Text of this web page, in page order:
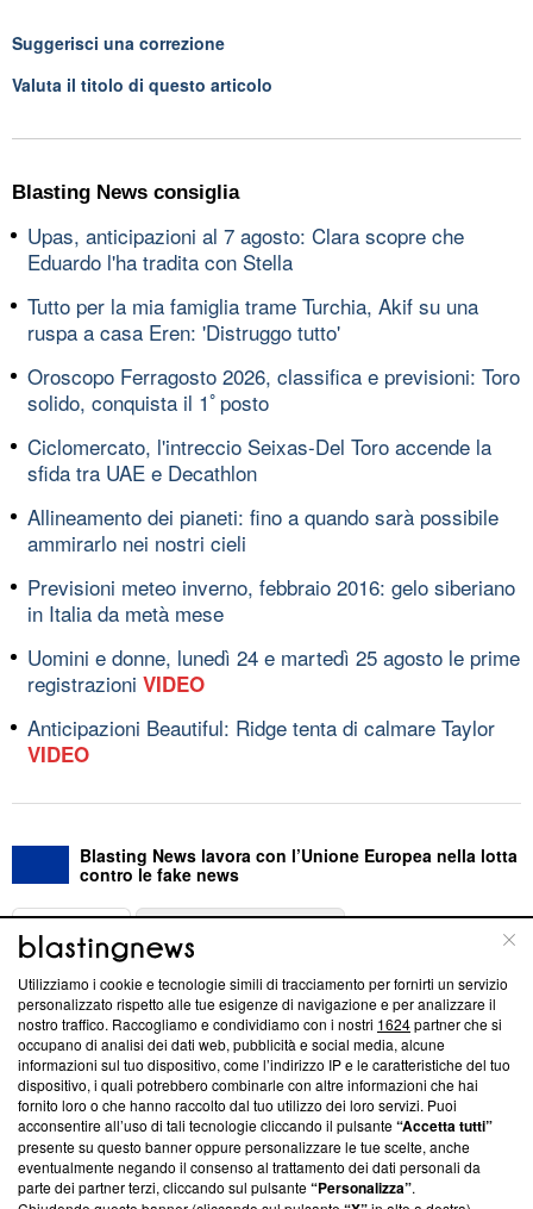
Suggerisci una correzione
Valuta il titolo di questo articolo
Blasting News consiglia
Upas, anticipazioni al 7 agosto: Clara scopre che
Eduardo l'ha tradita con Stella
Tutto per la mia famiglia trame Turchia, Akif su una
ruspa a casa Eren: 'Distruggo tutto'
Oroscopo Ferragosto 2026, classifica e previsioni: Toro
solido, conquista il 1ﾟposto
Ciclomercato, l'intreccio Seixas-Del Toro accende la
sfida tra UAE e Decathlon
Allineamento dei pianeti: fino a quando sarà possibile
ammirarlo nei nostri cieli
Previsioni meteo inverno, febbraio 2016: gelo siberiano
in Italia da metà mese
Uomini e donne, lunedì 24 e martedì 25 agosto le prime
registrazioni VIDEO
Anticipazioni Beautiful: Ridge tenta di calmare Taylor
VIDEO
Blasting News lavora con l’Unione Europea nella lotta
contro le fake news
ABOUT
Questa sezione offre informazioni trasparenti su Blasting
News, sui nostri processi editoriali e su come ci impegniamo a
creare news di qualità. Inoltre, afferma la nostra aderenza a
‘Trust Project - News with Integrity’Blasting News non è
ancora membro del programma, ma ha richiesto di farne
parte; Trust Project non ha ancora effettuato una verifica di
conformità agli standard.
Su di noi
Utilizziamo i cookie e tecnologie simili di tracciamento per fornirti un servizio
personalizzato rispetto alle tue esigenze di navigazione e per analizzare il
nostro traffico. Raccogliamo e condividiamo con i nostri 1624partner che si
occupano di analisi dei dati web, pubblicità e social media, alcune
informazioni sul tuo dispositivo, come l’indirizzo IP e le caratteristiche del tuo
dispositivo, i quali potrebbero combinarle con altre informazioni che hai
fornito loro o che hanno raccolto dal tuo utilizzo dei loro servizi. Puoi
acconsentire all’uso di tali tecnologie cliccando il pulsante“Accetta tutti”
presente su questo banner oppure personalizzare le tue scelte, anche
eventualmente negando il consenso al trattamento dei dati personali da
parte dei partner terzi, cliccando sul pulsante“Personalizza”.